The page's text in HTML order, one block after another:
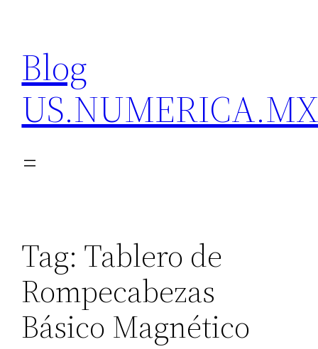
content
Blog
Tag: Tablero de
Rompecabezas
Básico Magnético